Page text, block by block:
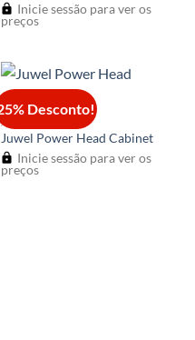
Inicie sessão para ver os
preços
Desconto!
ACESSÓRIOS
Juwel Power Head Cabinet
Inicie sessão para ver os
preços